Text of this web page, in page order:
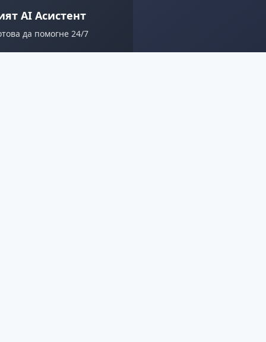
AI Асистент
да помогне 24/7